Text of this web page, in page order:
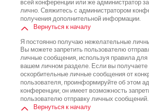
всей конференции или же администратор
лично. Свяжитесь с администратором
получения дополнительной информации.
Вернуться к началу
Я постоянно получаю нежелательные
Вы можете запретить пользователю
личные сообщения, используя правила
вашем личном разделе. Если вы получаете
оскорбительные личные сообщения от
пользователя, проинформируйте об этом
конференции; он имеет возможность
пользователю отправку личных сообщений.
Вернуться к началу